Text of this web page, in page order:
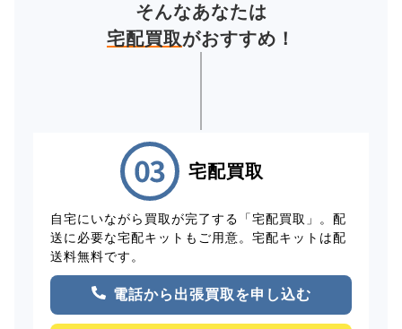
そんなあなたは
宅配買取がおすすめ！
宅配買取
自宅にいながら買取が完了する「宅配買取」。配
送に必要な宅配キットもご用意。宅配キットは配
送料無料です。
電話から出張買取を申し込む